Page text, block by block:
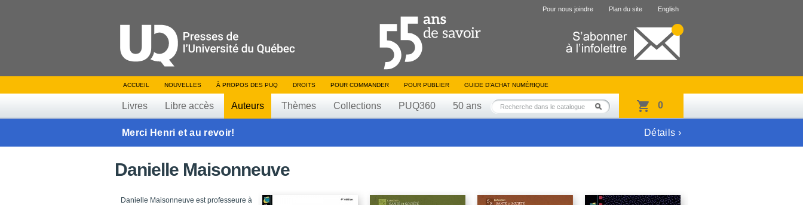
Pour nous joindre Plan du site English
ACCUEIL NOUVELLES À PROPOS DES PUQ DROITS POUR COMMANDER POUR PUBLIER GUIDE D’ACHAT NUMÉRIQUE
Livres Libre accès Auteurs Thèmes Collections PUQ360 50 ans 0
Merci Henri et au revoir! Détails ›
Danielle Maisonneuve
Danielle Maisonneuve est professeure à